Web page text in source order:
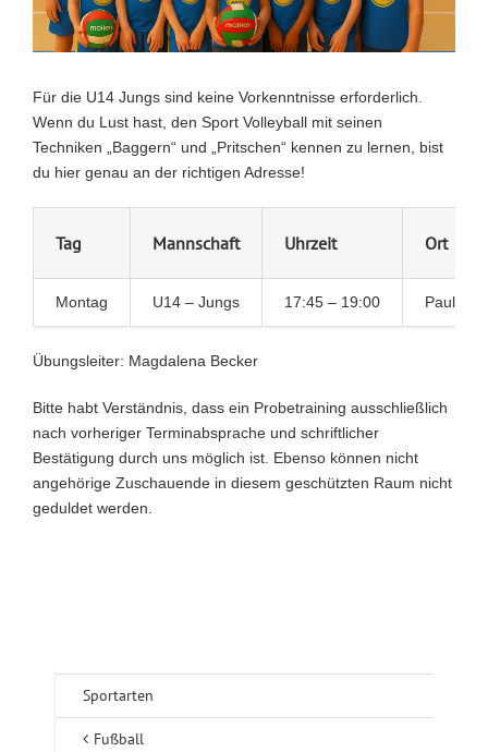
Für die U14 Jungs sind keine Vorkenntnisse erforderlich.
Wenn du Lust hast, den Sport Volleyball mit seinen
Techniken „Baggern“ und „Pritschen“ kennen zu lernen, bist
du hier genau an der richtigen Adresse!
Tag Mannschaft Uhrzeit Ort
Montag U14 – Jungs 17:45 – 19:00 Paul-
Übungsleiter: Magdalena Becker
Bitte habt Verständnis, dass ein Probetraining ausschließlich
nach vorheriger Terminabsprache und schriftlicher
Bestätigung durch uns möglich ist. Ebenso können nicht
angehörige Zuschauende in diesem geschützten Raum nicht
geduldet werden.
Sportarten
Fußball